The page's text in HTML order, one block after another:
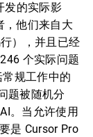
发的实际影
，他们来自大
），并且已经
个实际问题
规工作中的
题被随机分
。当允许使用
是 Cursor Pro